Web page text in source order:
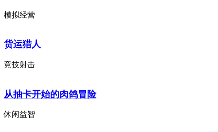
模拟经营
货运猎人
竞技射击
从抽卡开始的肉鸽冒险
休闲益智